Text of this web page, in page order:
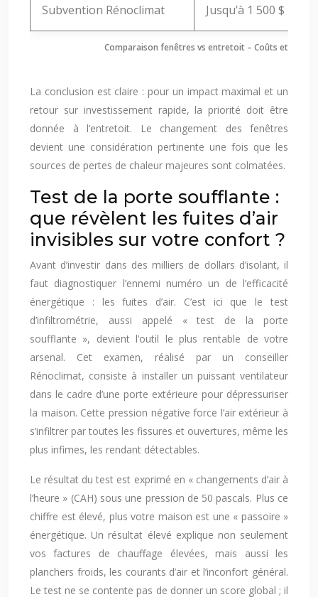
Comparaison fenêtres vs entretoit – Coûts et
Subvention Rénoclimat Jusqu’à 1 500 $
La conclusion est claire : pour un impact maximal et un
retour sur investissement rapide, la priorité doit être
donnée à l’entretoit. Le changement des fenêtres
devient une considération pertinente une fois que les
sources de pertes de chaleur majeures sont colmatées.
Test de la porte soufflante :
que révèlent les fuites d’air
invisibles sur votre confort ?
Avant d’investir dans des milliers de dollars d’isolant, il
faut diagnostiquer l’ennemi numéro un de l’efficacité
énergétique : les fuites d’air. C’est ici que le test
d’infiltrométrie, aussi appelé « test de la porte
soufflante », devient l’outil le plus rentable de votre
arsenal. Cet examen, réalisé par un conseiller
Rénoclimat, consiste à installer un puissant ventilateur
dans le cadre d’une porte extérieure pour dépressuriser
la maison. Cette pression négative force l’air extérieur à
s’infiltrer par toutes les fissures et ouvertures, même les
plus infimes, les rendant détectables.
Le résultat du test est exprimé en « changements d’air à
l’heure » (CAH) sous une pression de 50 pascals. Plus ce
chiffre est élevé, plus votre maison est une « passoire »
énergétique. Un résultat élevé explique non seulement
vos factures de chauffage élevées, mais aussi les
planchers froids, les courants d’air et l’inconfort général.
Le test ne se contente pas de donner un score global ; il